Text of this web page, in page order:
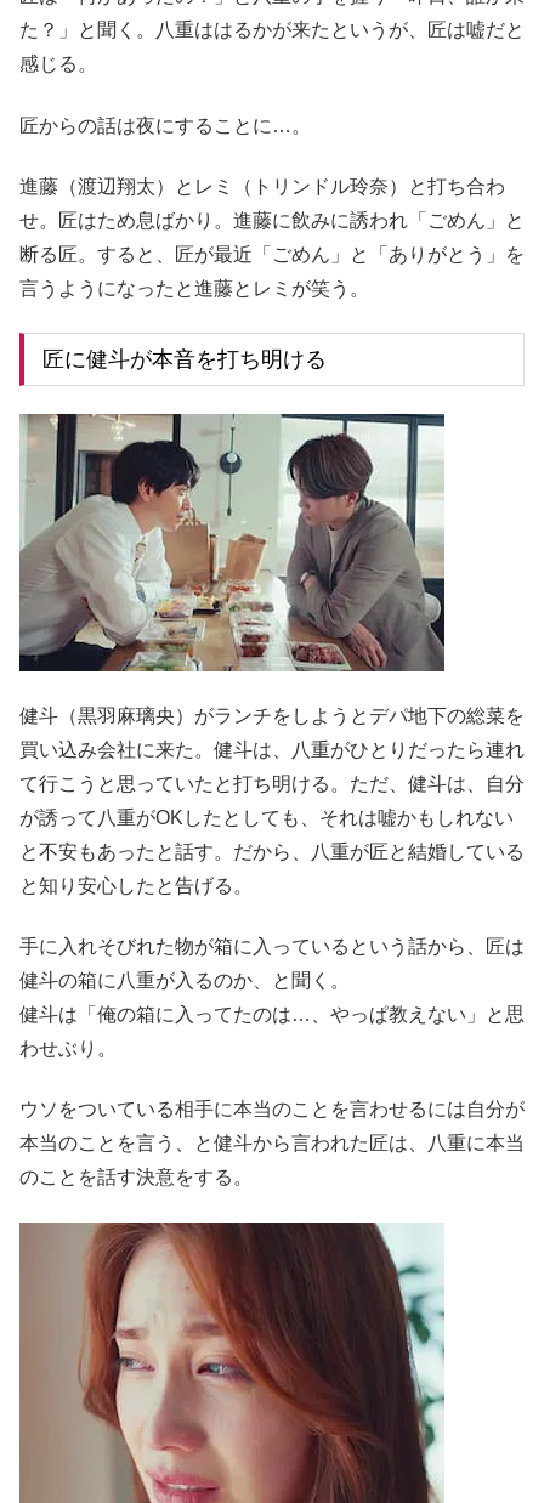
た？」と聞く。八重ははるかが来たというが、匠は嘘だと
感じる。
匠からの話は夜にすることに…。
進藤（渡辺翔太）とレミ（トリンドル玲奈）と打ち合わ
せ。匠はため息ばかり。進藤に飲みに誘われ「ごめん」と
断る匠。すると、匠が最近「ごめん」と「ありがとう」を
言うようになったと進藤とレミが笑う。
匠に健斗が本音を打ち明ける
健斗（黒羽麻璃央）がランチをしようとデパ地下の総菜を
買い込み会社に来た。健斗は、八重がひとりだったら連れ
て行こうと思っていたと打ち明ける。ただ、健斗は、自分
が誘って八重がOKしたとしても、それは嘘かもしれない
と不安もあったと話す。だから、八重が匠と結婚している
と知り安心したと告げる。
手に入れそびれた物が箱に入っているという話から、匠は
健斗の箱に八重が入るのか、と聞く。
健斗は「俺の箱に入ってたのは…、やっぱ教えない」と思
わせぶり。
ウソをついている相手に本当のことを言わせるには自分が
本当のことを言う、と健斗から言われた匠は、八重に本当
のことを話す決意をする。